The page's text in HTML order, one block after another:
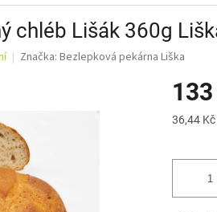
chléb Lišák 360g
Značka: Bezlepková pekárna Liška
Měrná
36,44